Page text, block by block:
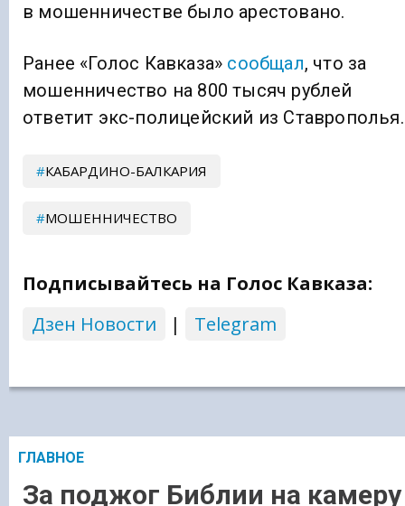
в мошенничестве было арестовано.
Ранее «Голос Кавказа» сообщал, что за
мошенничество на 800 тысяч рублей
ответит экс-полицейский из Ставрополья.
КАБАРДИНО-БАЛКАРИЯ
МОШЕННИЧЕСТВО
Подписывайтесь на Голос Кавказа:
Дзен Новости
| Telegram
ГЛАВНОЕ
За поджог Библии на камеру